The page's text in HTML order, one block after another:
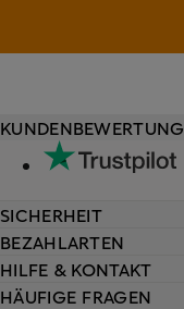
HILFE & KONTAKT
HÄUFIGE FRAGEN
KUNDENBEWERTUNG
SICHERHEIT
BEZAHLARTEN